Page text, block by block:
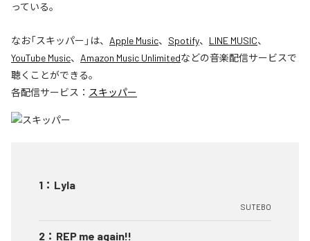
っている。
なお「スキッパー 」は、 Apple Music、 Spotify、 LINE MUSIC、
YouTube Music、 Amazon Music Unlimitedなどの音楽配信サービスで
聴くことができる。
各配信サービス： スキッパー
1 ： Lyla
SUTEBO
2 ： REP me again!!